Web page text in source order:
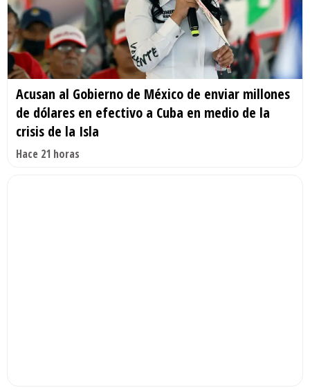
Acusan al Gobierno de México de enviar millones
de dólares en efectivo a Cuba en medio de la
crisis de la Isla
Hace 21 horas